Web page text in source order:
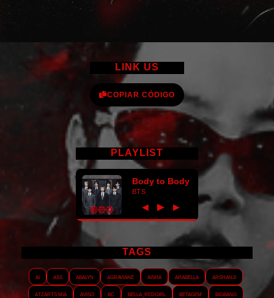
LINK US
COPIAR CÓDIGO
PLAYLIST
Body to Body
BTS
◀ ► ▶
TAGS
AI ASS Abalyn Agraviane Aisha Arabella
Arshanji
Atzarts Mia
Aviso BC Bella_RedGirl Betagem Bigbang